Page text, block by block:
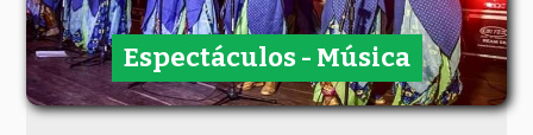
Espectáculos - Música